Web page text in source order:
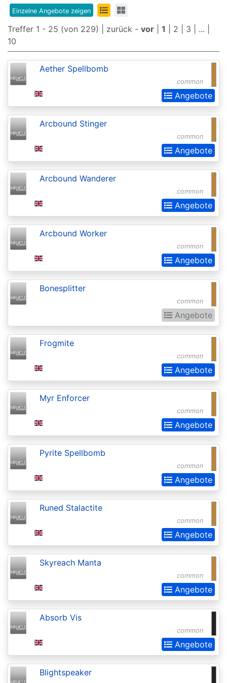
Edition
8th
Edition
9th
Edition
Adventures
the
Forgotten
Adventures
in
Realms:
Extras
Aether
Revolt
Aetherdrift
Extras
Alara
Reborn
Alliances
Alpha
Amonkhet
Amonkhet
Invocations
Antiquities
Arabian
Nights
Arena
Promos
Avacyn
Baldurs
Gate:
Commander
Baldurs
Gate:
Einzelne Angebote zeigen
Treffer 1 - 25 (von 229) | zurück - vor 1 2 3 | ... |
10
common
Aether Spellbomb
Angebote
common
Arcbound Stinger
Angebote
common
Arcbound Wanderer
Angebote
common
Arcbound Worker
Angebote
common
Bonesplitter
Angebote
common
Frogmite
Angebote
common
Myr Enforcer
Angebote
common
Pyrite Spellbomb
Angebote
common
Runed Stalactite
Angebote
common
Skyreach Manta
Angebote
common
Absorb Vis
Angebote
Blightspeaker